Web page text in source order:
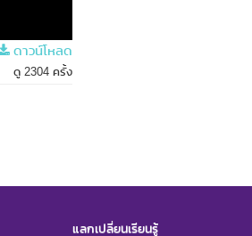
ดาวน์โหลด
ดู 2304 ครั้ง
แลกเปลี่ยนเรียนรู้